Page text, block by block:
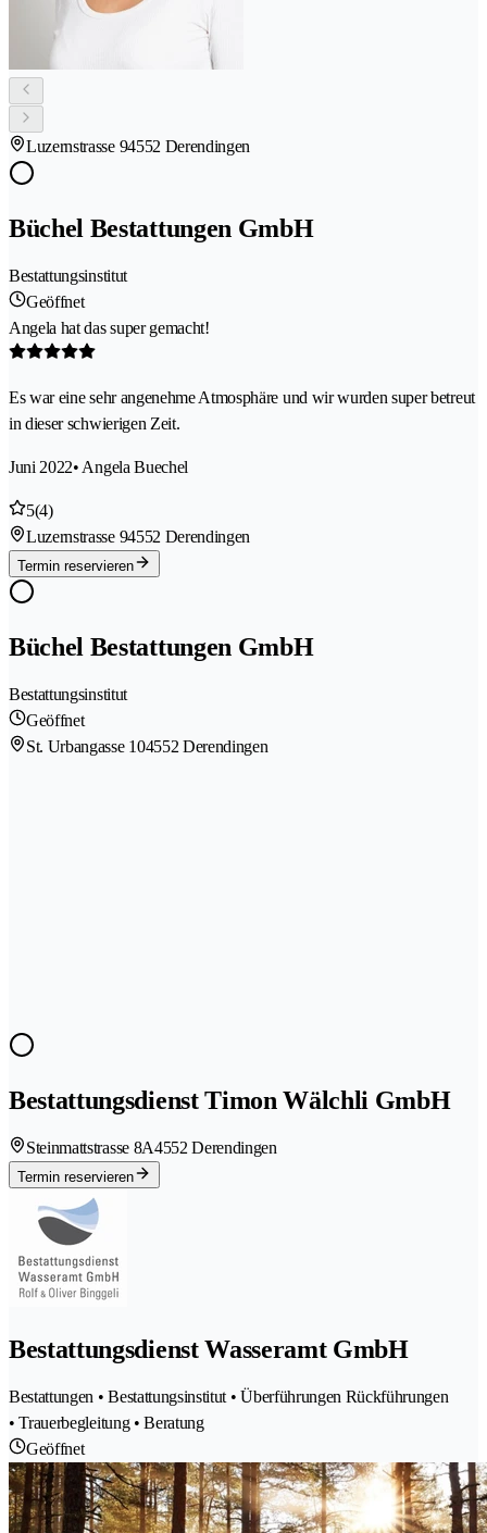
Luzernstrasse 94552 Derendingen
Büchel Bestattungen GmbH
Bestattungsinstitut
Geöffnet
Angela hat das super gemacht!
Es war eine sehr angenehme Atmosphäre und wir wurden super betreut
in dieser schwierigen Zeit.
Juni 2022• Angela Buechel
5(4)
Luzernstrasse 94552 Derendingen
Termin reservieren
Büchel Bestattungen GmbH
Bestattungsinstitut
Geöffnet
St. Urbangasse 104552 Derendingen
Bestattungsdienst Timon Wälchli GmbH
Steinmattstrasse 8A4552 Derendingen
Termin reservieren
Bestattungsdienst Wasseramt GmbH
Bestattungen • Bestattungsinstitut • Überführungen Rückführungen
• Trauerbegleitung • Beratung
Geöffnet